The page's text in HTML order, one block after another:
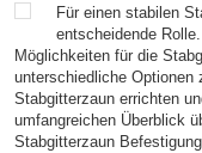
Für einen stabilen
entscheidende
Möglichkeiten für die
unterschiedliche Optionen
Stabgitterzaun errichten
umfangreichen Überblick
Stabgitterzaun